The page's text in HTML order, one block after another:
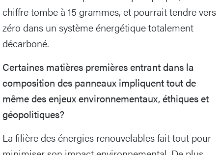
chiffre tombe à 15 grammes, et pourrait tendre vers
zéro dans un système énergétique totalement
décarboné.
Certaines matières premières entrant dans la
composition des panneaux impliquent tout de
même des enjeux environnementaux, éthiques et
géopolitiques?
La filière des énergies renouvelables fait tout pour